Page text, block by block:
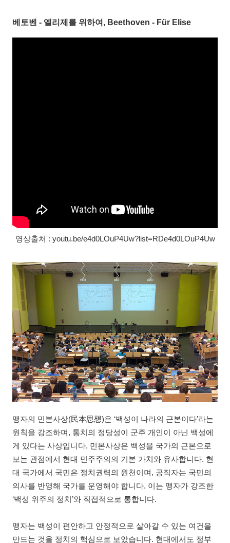
베토벤 - 엘리제를 위하여, Beethoven - Für Elise
영상출처 : youtu.be/e4d0LOuP4Uw?list=RDe4d0LOuP4Uw
맹자의 민본사상(民本思想)은 ‘백성이 나라의 근본이다’라는
원칙을 강조하며, 통치의 정당성이 군주 개인이 아닌 백성에
게 있다는 사상입니다. 민본사상은 백성을 국가의 근본으로
보는 관점에서 현대 민주주의의 기본 가치와 유사합니다. 현
대 국가에서 국민은 정치권력의 원천이며, 공직자는 국민의
의사를 반영해 국가를 운영해야 합니다. 이는 맹자가 강조한
‘백성 위주의 정치’와 직접적으로 통합니다.
맹자는 백성이 편안하고 안정적으로 살아갈 수 있는 여건을
만드는 것을 정치의 핵심으로 보았습니다. 현대에서도 정부